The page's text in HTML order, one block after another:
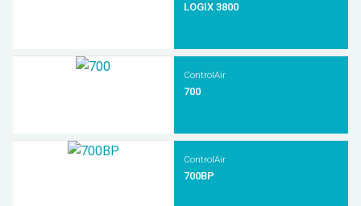
LOGIX 3800
ControlAir
700
ControlAir
700BP